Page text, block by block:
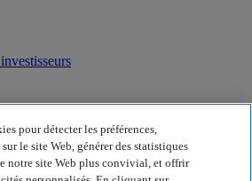
pour détecter les préférences,
le site Web, générer des statistiques
notre site Web plus convivial, et offrir